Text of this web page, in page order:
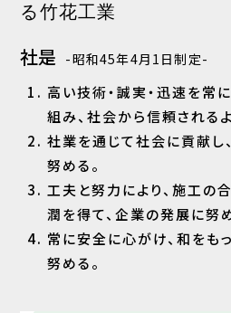
る竹花工業
社是 -昭和45年4月1日制定-
高い技術・誠実・迅速を常
組み、社会から信頼される
社業を通じて社会に貢献し
努める。
工夫と努力により、施工の
潤を得て、企業の発展に努
常に安全に心がけ、和をも
努める。